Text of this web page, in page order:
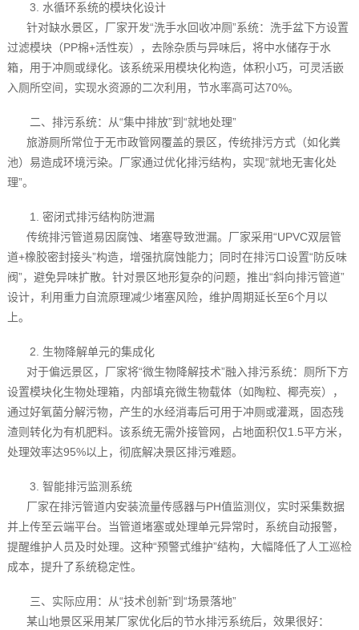
3. 水循环系统的模块化设计
针对缺水景区，厂家开发“洗手水回收冲厕”系统：洗手盆下方设置
过滤模块（PP棉+活性炭），去除杂质与异味后，将中水储存于水
箱，用于冲厕或绿化。该系统采用模块化构造，体积小巧，可灵活嵌
入厕所空间，实现水资源的二次利用，节水率高可达70%。
二、排污系统：从“集中排放”到“就地处理”
旅游厕所常位于无市政管网覆盖的景区，传统排污方式（如化粪
池）易造成环境污染。厂家通过优化排污结构，实现“就地无害化处
理”。
1. 密闭式排污结构防泄漏
传统排污管道易因腐蚀、堵塞导致泄漏。厂家采用“UPVC双层管
道+橡胶密封接头”构造，增强抗腐蚀能力；同时在排污口设置“防反味
阀”，避免异味扩散。针对景区地形复杂的问题，推出“斜向排污管道”
设计，利用重力自流原理减少堵塞风险，维护周期延长至6个月以
上。
2. 生物降解单元的集成化
对于偏远景区，厂家将“微生物降解技术”融入排污系统：厕所下方
设置模块化生物处理箱，内部填充微生物载体（如陶粒、椰壳炭），
通过好氧菌分解污物，产生的水经消毒后可用于冲厕或灌溉，固态残
渣则转化为有机肥料。该系统无需外接管网，占地面积仅1.5平方米，
处理效率达95%以上，彻底解决景区排污难题。
3. 智能排污监测系统
厂家在排污管道内安装流量传感器与PH值监测仪，实时采集数据
并上传至云端平台。当管道堵塞或处理单元异常时，系统自动报警，
提醒维护人员及时处理。这种“预警式维护”结构，大幅降低了人工巡检
成本，提升了系统稳定性。
三、实际应用：从“技术创新”到“场景落地”
某山地景区采用某厂家优化后的节水排污系统后，效果很好：